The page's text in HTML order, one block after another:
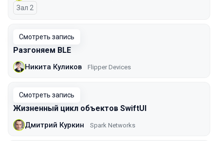
Зал 2
Смотреть запись
Разгоняем BLE
Никита Куликов Flipper Devices
Смотреть запись
Жизненный цикл объектов SwiftUI
Дмитрий Куркин Spark Networks